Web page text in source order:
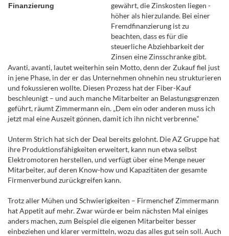
Finanzierung
gewährt, die Zinskosten liegen ­
höher als hierzulande. Bei einer
Fremdfinanzierung ist zu
beachten, dass es für die
steuerliche Abziehbarkeit der
Zinsen eine Zinsschranke gibt.
Avanti, avanti, lautet weiterhin sein Motto, denn der Zukauf fiel just
in jene Phase, in der er das Unternehmen ohnehin neu strukturieren
und fokussieren wollte. Diesen Prozess hat der Fiber-Kauf
beschleunigt – und auch manche Mitarbeiter an Belastungsgrenzen
geführt, räumt Zimmermann ein. „Dem ein oder anderen muss ich
jetzt mal eine Auszeit gönnen, ­damit ich ihn nicht verbrenne.“
Unterm Strich hat sich der Deal bereits gelohnt. Die AZ Gruppe hat
ihre Produktions­fähigkeiten erweitert, kann nun etwa selbst
Elektromotoren herstellen, und verfügt über eine Menge neuer
Mitarbeiter, auf deren Know-how und Kapazitäten der gesamte
Firmenverbund zurückgreifen kann.
Trotz aller Mühen und Schwierigkeiten – Firmenchef Zimmermann
hat Appetit auf mehr. Zwar würde er beim nächsten Mal einiges
anders machen, zum Beispiel die eigenen Mit­arbeiter besser
einbeziehen und klarer vermitteln, wozu das alles gut sein soll. Auch